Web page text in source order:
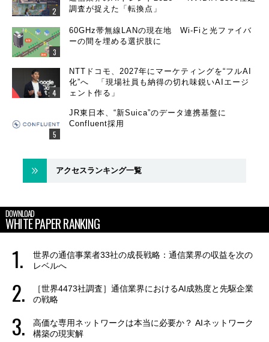
調査が捉えた「転換点」
60GHz帯無線LANの現在地 Wi-Fiと光ファイバ
ーの間を埋める選択肢に
NTTドコモ、2027年にマーケティングを“フルAI
化”へ 「現場社員も納得の切れ味鋭いAIエージ
ェント作る」
JR東日本、“新Suica”のデータ連携基盤に
Confluent採用
アクセスランキング一覧
DOWNLOAD
WHITE PAPER RANKING
世界の通信事業者33社の成長戦略：通信業界の収益を次の
レベルへ
［世界4473社調査］通信業界におけるAI成熟度と先駆企業
の戦略
高価な専用ネットワークは本当に必要か？ AIネットワーク
構築の現実解